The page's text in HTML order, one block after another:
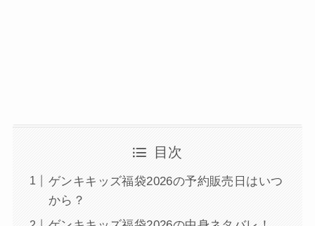
目次
ゲンキキッズ福袋2026の予約販売日はいつ
から？